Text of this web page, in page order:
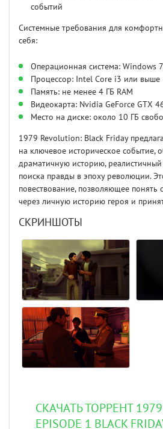
событий
Системные требования для
себя:
Операционная система: Windows
Процессор: Intel Core i3 или выше
Память: не менее 4 ГБ RAM
Видеокарта: Nvidia GeForce GTX
Место на диске: около 10 ГБ
1979 Revolution: Black Friday
на ключевое историческое событие,
драматичную историю,
поиска правды в эпоху революции.
повествование, позволяющее понять
через личную историю героя и
СКРИНШОТЫ
СКАЧАТЬ ТОРРЕНТ 1979
EPISODE 1 BLACK